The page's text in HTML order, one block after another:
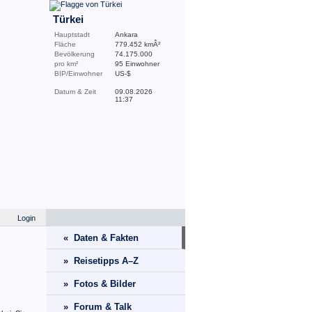
Türkei
Hauptstadt
Ankara
Fläche
779.452 kmÂ²
Bevölkerung
74.175.000
pro km²
95 Einwohner
BIP/Einwohner
US-$
Datum & Zeit
09.08.2026
11:37
Login
« Daten & Fakten
» Reisetipps A–Z
» Fotos & Bilder
» Forum & Talk